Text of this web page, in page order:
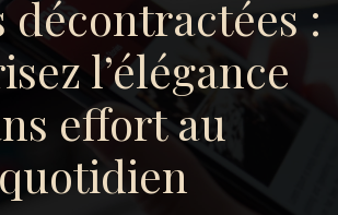
décontractées :
l’élégance
effort au
quotidien